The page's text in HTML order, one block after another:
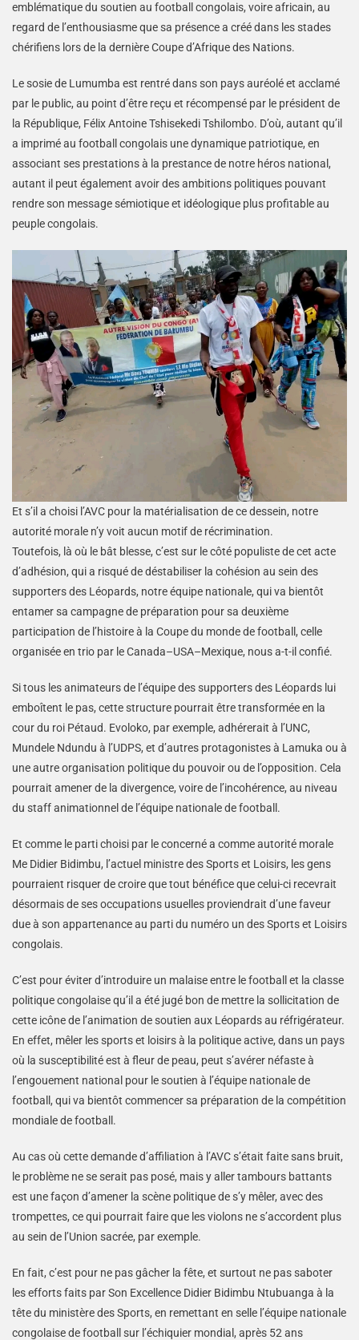
emblématique du soutien au football congolais, voire africain, au
regard de l’enthousiasme que sa présence a créé dans les stades
chérifiens lors de la dernière Coupe d’Afrique des Nations.
Le sosie de Lumumba est rentré dans son pays auréolé et acclamé
par le public, au point d’être reçu et récompensé par le président de
la République, Félix Antoine Tshisekedi Tshilombo. D’où, autant qu’il
a imprimé au football congolais une dynamique patriotique, en
associant ses prestations à la prestance de notre héros national,
autant il peut également avoir des ambitions politiques pouvant
rendre son message sémiotique et idéologique plus profitable au
peuple congolais.
Et s’il a choisi l’AVC pour la matérialisation de ce dessein, notre
autorité morale n’y voit aucun motif de récrimination.
Toutefois, là où le bât blesse, c’est sur le côté populiste de cet acte
d’adhésion, qui a risqué de déstabiliser la cohésion au sein des
supporters des Léopards, notre équipe nationale, qui va bientôt
entamer sa campagne de préparation pour sa deuxième
participation de l’histoire à la Coupe du monde de football, celle
organisée en trio par le Canada–USA–Mexique, nous a-t-il confié.
Si tous les animateurs de l’équipe des supporters des Léopards lui
emboîtent le pas, cette structure pourrait être transformée en la
cour du roi Pétaud. Evoloko, par exemple, adhérerait à l’UNC,
Mundele Ndundu à l’UDPS, et d’autres protagonistes à Lamuka ou à
une autre organisation politique du pouvoir ou de l’opposition. Cela
pourrait amener de la divergence, voire de l’incohérence, au niveau
du staff animationnel de l’équipe nationale de football.
Et comme le parti choisi par le concerné a comme autorité morale
Me Didier Bidimbu, l’actuel ministre des Sports et Loisirs, les gens
pourraient risquer de croire que tout bénéfice que celui-ci recevrait
désormais de ses occupations usuelles proviendrait d’une faveur
due à son appartenance au parti du numéro un des Sports et Loisirs
congolais.
C’est pour éviter d’introduire un malaise entre le football et la classe
politique congolaise qu’il a été jugé bon de mettre la sollicitation de
cette icône de l’animation de soutien aux Léopards au réfrigérateur.
En effet, mêler les sports et loisirs à la politique active, dans un pays
où la susceptibilité est à fleur de peau, peut s’avérer néfaste à
l’engouement national pour le soutien à l’équipe nationale de
football, qui va bientôt commencer sa préparation de la compétition
mondiale de football.
Au cas où cette demande d’affiliation à l’AVC s’était faite sans bruit,
le problème ne se serait pas posé, mais y aller tambours battants
est une façon d’amener la scène politique de s’y mêler, avec des
trompettes, ce qui pourrait faire que les violons ne s’accordent plus
au sein de l’Union sacrée, par exemple.
En fait, c’est pour ne pas gâcher la fête, et surtout ne pas saboter
les efforts faits par Son Excellence Didier Bidimbu Ntubuanga à la
tête du ministère des Sports, en remettant en selle l’équipe nationale
congolaise de football sur l’échiquier mondial, après 52 ans